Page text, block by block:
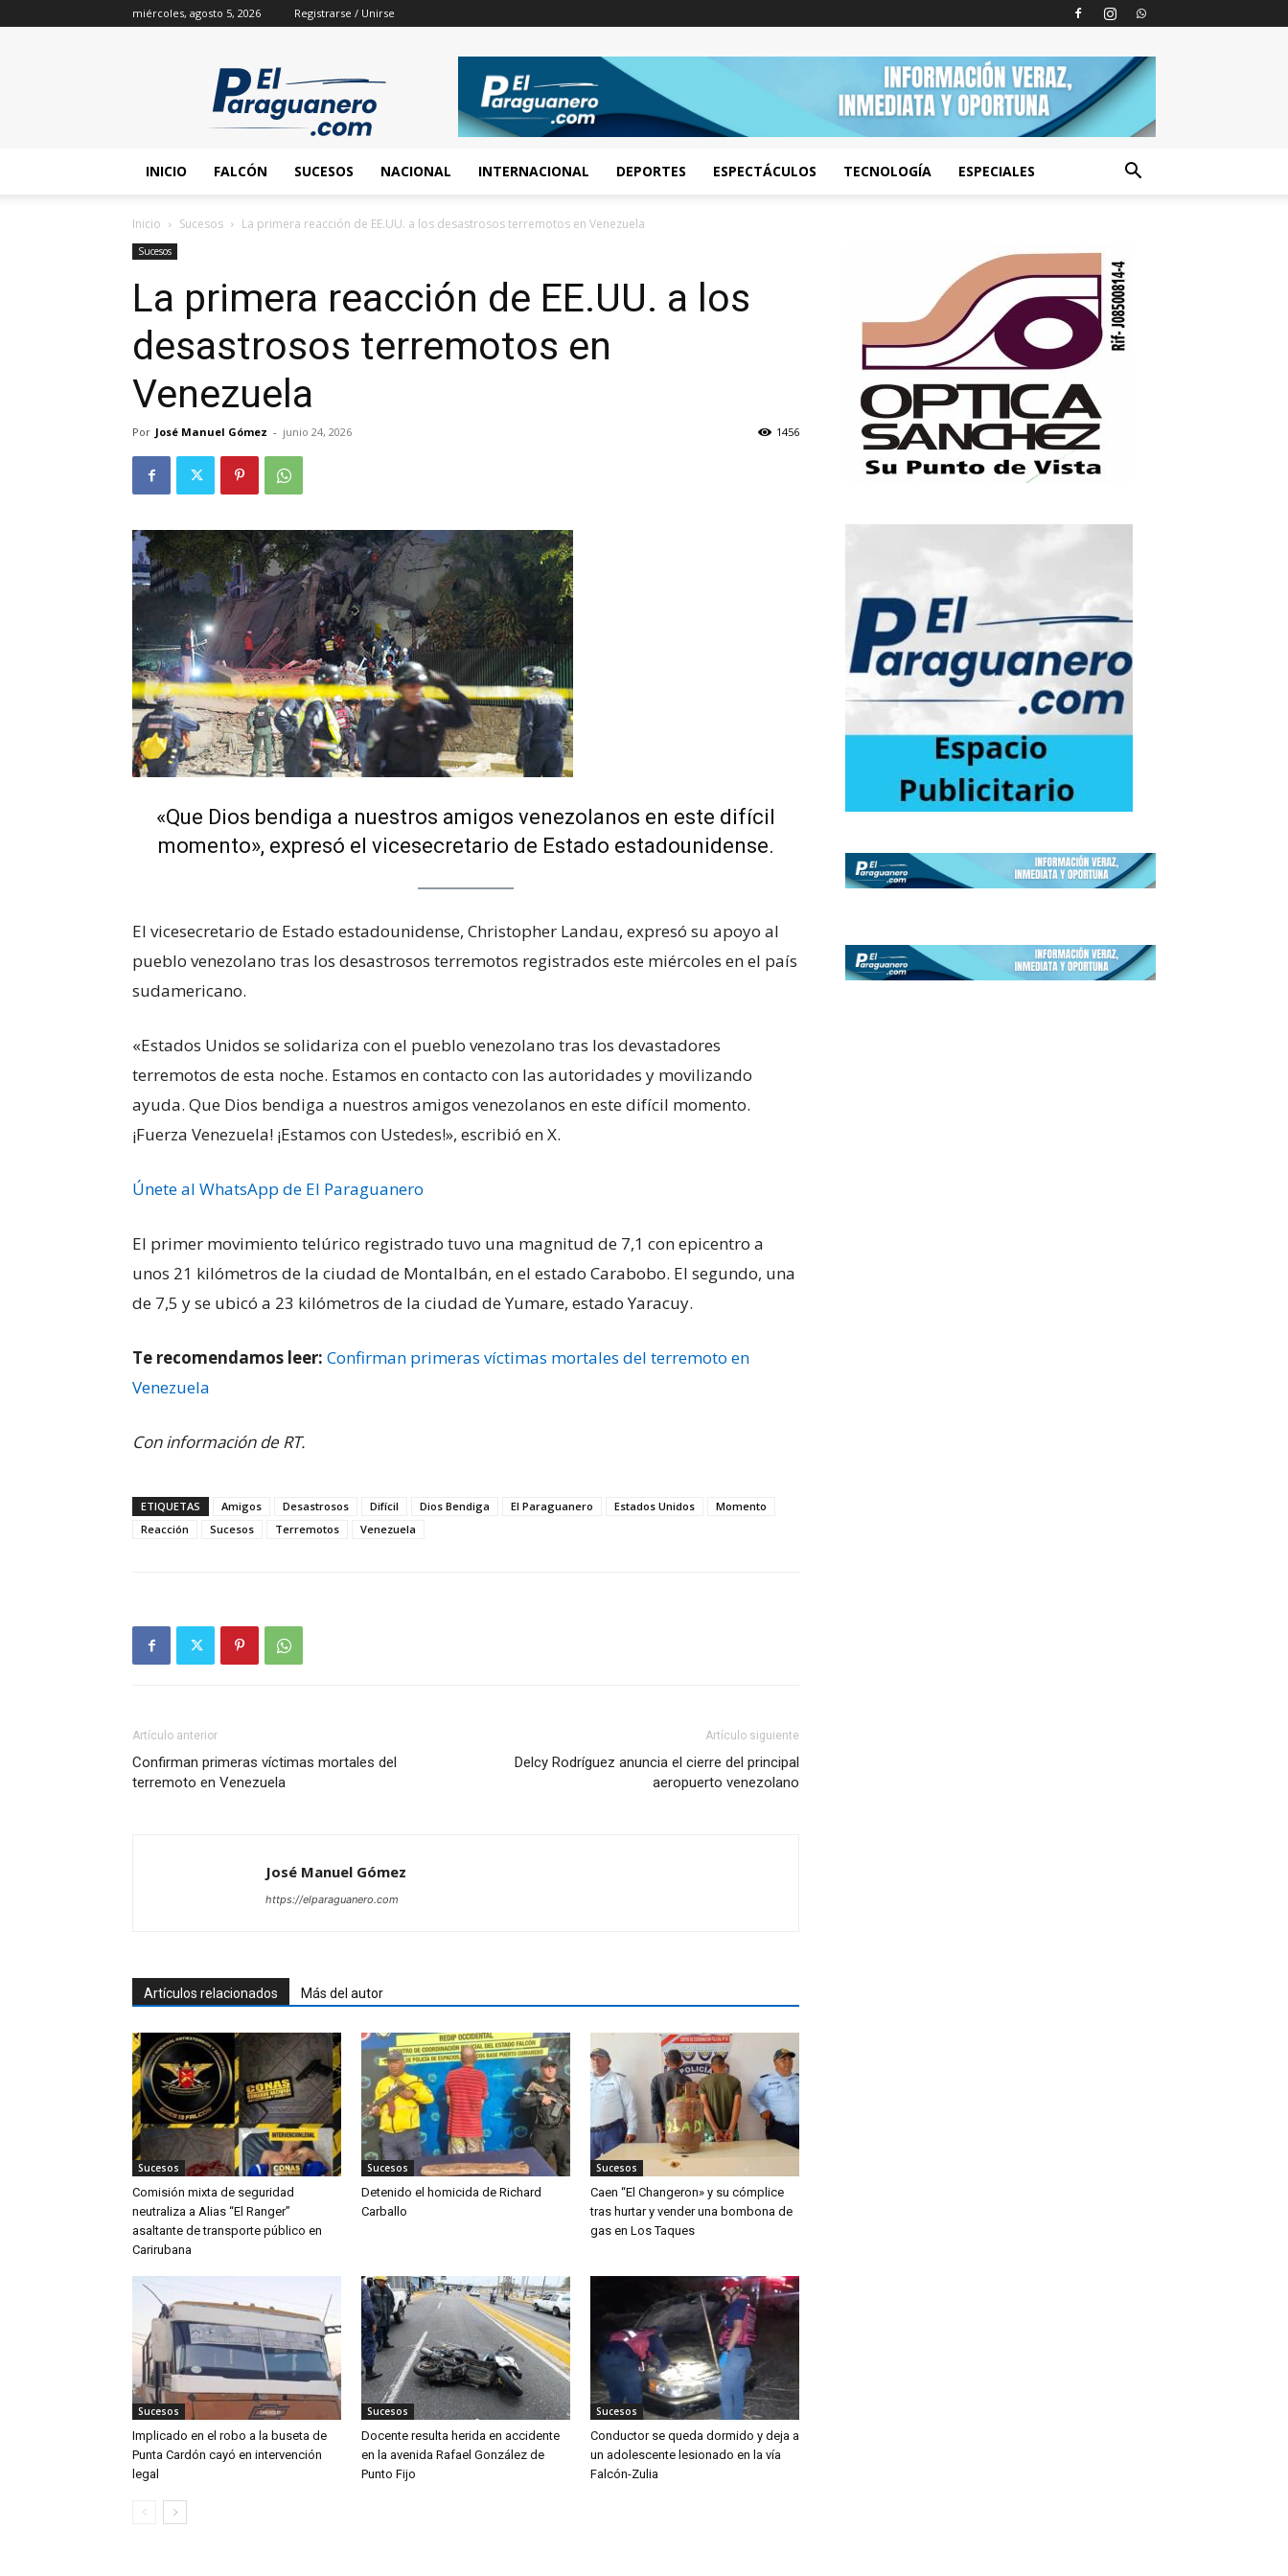
miércoles, agosto 5, 2026 Registrarse / Unirse
INICIO FALCÓN SUCESOS NACIONAL INTERNACIONAL DEPORTES ESPECTÁCULOS TECNOLOGÍA ESPECIALES
Inicio Sucesos La primera reacción de EE.UU. a los desastrosos terremotos en Venezuela
Sucesos
La primera reacción de EE.UU. a los
desastrosos terremotos en
Venezuela
Por José Manuel Gómez - junio 24, 2026 1456
«Que Dios bendiga a nuestros amigos venezolanos en este difícil
momento», expresó el vicesecretario de Estado estadounidense.
El vicesecretario de Estado estadounidense, Christopher Landau, expresó su apoyo al
pueblo venezolano tras los desastrosos terremotos registrados este miércoles en el país
sudamericano.
«Estados Unidos se solidariza con el pueblo venezolano tras los devastadores
terremotos de esta noche. Estamos en contacto con las autoridades y movilizando
ayuda. Que Dios bendiga a nuestros amigos venezolanos en este difícil momento.
¡Fuerza Venezuela! ¡Estamos con Ustedes!», escribió en X.
Únete al WhatsApp de El Paraguanero
El primer movimiento telúrico registrado tuvo una magnitud de 7,1 con epicentro a
unos 21 kilómetros de la ciudad de Montalbán, en el estado Carabobo. El segundo, una
de 7,5 y se ubicó a 23 kilómetros de la ciudad de Yumare, estado Yaracuy.
Te recomendamos leer: Confirman primeras víctimas mortales del terremoto en
Venezuela
Con información de RT.
ETIQUETAS Amigos Desastrosos Difícil Dios Bendiga El Paraguanero Estados Unidos
Momento
Reacción
Sucesos Terremotos Venezuela
Artículo anterior
Confirman primeras víctimas mortales del
terremoto en Venezuela
Artículo siguiente
Delcy Rodríguez anuncia el cierre del principal
aeropuerto venezolano
José Manuel Gómez
https://elparaguanero.com
Artículos relacionados Más del autor
Sucesos
Comisión mixta de seguridad
neutraliza a Alias “El Ranger”
asaltante de transporte público en
Carirubana
Sucesos
Detenido el homicida de Richard
Carballo
Sucesos
Caen “El Changeron» y su cómplice
tras hurtar y vender una bombona de
gas en Los Taques
Sucesos
Implicado en el robo a la buseta de
Punta Cardón cayó en intervención
legal
Sucesos
Docente resulta herida en accidente
en la avenida Rafael González de
Punto Fijo
Sucesos
Conductor se queda dormido y deja a
un adolescente lesionado en la vía
Falcón-Zulia